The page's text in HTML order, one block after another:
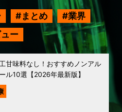
まとめ
業界
ー
甘味料なし！おすすめノンアル
ル10選【2026年最新版】